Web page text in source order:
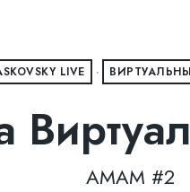
LIVE ·
AMAM #2